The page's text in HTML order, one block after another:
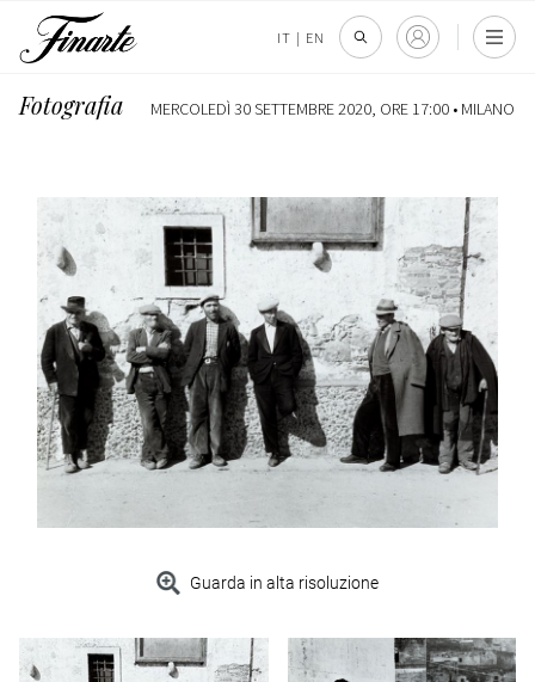
IT | EN
Fotografia MERCOLEDÌ 30 SETTEMBRE 2020, ORE 17:00 • MILANO
Guarda in alta risoluzione